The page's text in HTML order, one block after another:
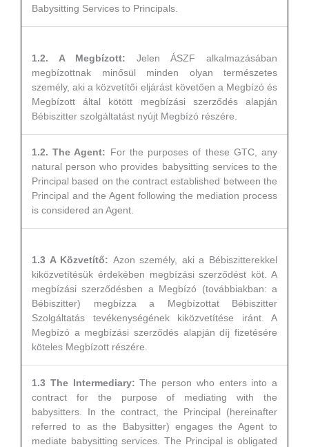
Babysitting Services to Principals.
1.2. A Megbízott: Jelen ÁSZF alkalmazásában
megbízottnak minősül minden olyan természetes
személy, aki a közvetítői eljárást követően a Megbízó és
Megbízott által kötött megbízási szerződés alapján
Bébiszitter szolgáltatást nyújt Megbízó részére.
1.2. The Agent: For the purposes of these GTC, any
natural person who provides babysitting services to the
Principal based on the contract established between the
Principal and the Agent following the mediation process
is considered an Agent.
1.3 A Közvetítő: Azon személy, aki a Bébiszitterekkel
kiközvetítésük érdekében megbízási szerződést köt. A
megbízási szerződésben a Megbízó (továbbiakban: a
Bébiszitter) megbízza a Megbízottat Bébiszitter
Szolgáltatás tevékenységének kiközvetítése iránt. A
Megbízó a megbízási szerződés alapján díj fizetésére
köteles Megbízott részére.
1.3 The Intermediary:The person who enters into a
contract for the purpose of mediating with the
babysitters. In the contract, the Principal (hereinafter
referred to as the Babysitter) engages the Agent to
mediate babysitting services. The Principal is obligated